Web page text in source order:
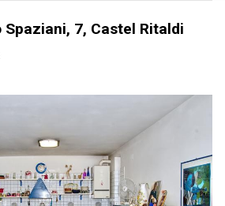
7, Castel Ritaldi